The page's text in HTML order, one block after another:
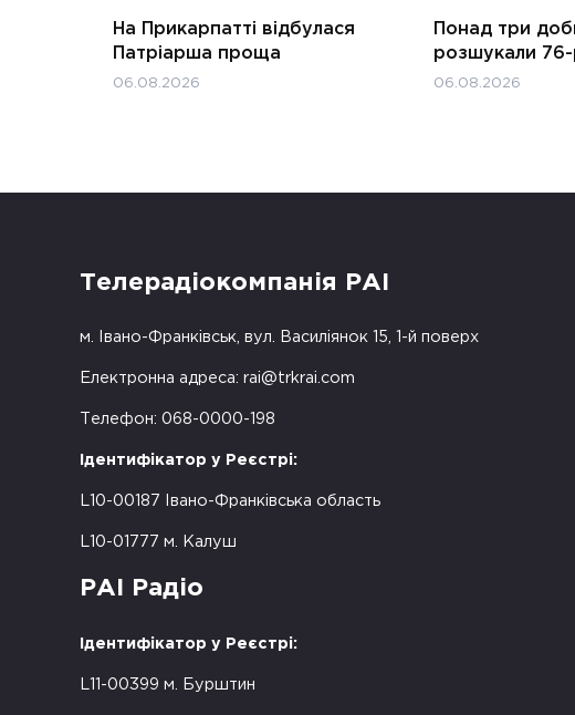
На Прикарпатті відбулася
Патріарша проща
06.08.2026
Понад три
розшукали 76-
06.08.2026
Телерадіокомпанія РАІ
м. Івано-Франківськ, вул. Василіянок 15, 1-й поверх
Електронна адреса: rai@trkrai.com
Телефон: 068-0000-198
Ідентифікатор у Реєстрі:
L10-00187 Івано-Франківська область
L10-01777 м. Калуш
РАІ Радіо
Ідентифікатор у Реєстрі:
L11-00399 м. Бурштин